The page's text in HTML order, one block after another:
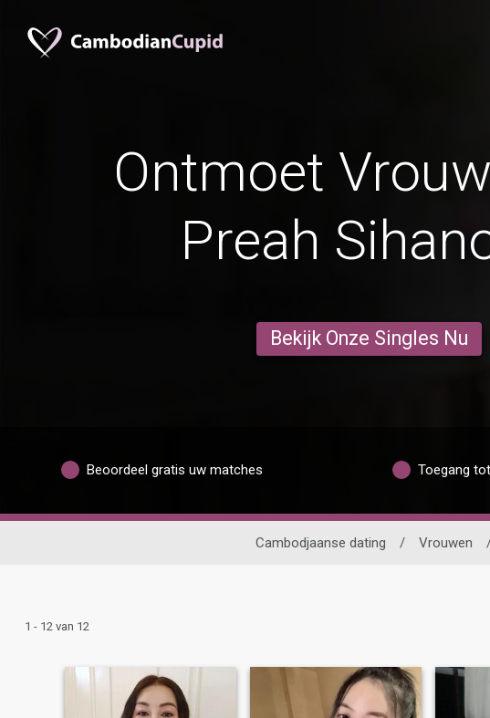
Ontmoet
Preah
Bekijk Onze Singles Nu
Beoordeel gratis uw matches Toegang
Cambodjaanse dating / Vrouwen
1 - 12 van 12